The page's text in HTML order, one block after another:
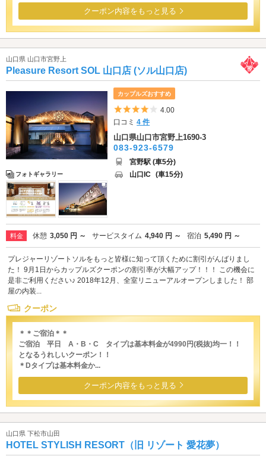
クーポン内容をもっと見る
山口県 山口市宮野上
Pleasure Resort SOL 山口店 (ソル山口店)
フォトギャラリー
カップルズおすすめ
5つ星のうち4
4.00
口コミ4 件
山口県山口市宮野上1690-3
083-923-6579
宮野駅 (車5分)
山口IC (車15分)
料金 休憩 3,050 円 ～ サービスタイム 4,940 円 ～ 宿泊 5,490 円 ～
プレジャーリゾートソルをもっと皆様に知って頂くために割引がんばりまし
た！ 9月1日からカップルズクーポンの割引率が大幅アップ！！！ この機会に
是非ご利用ください♪ 2018年12月、全室リニューアルオープンしました！ 部
屋の内装...
クーポン
＊＊ご宿泊＊＊
ご宿泊 平日 A・B・C タイプは基本料金が4990円(税抜)均一！！
となるうれしいクーポン！！
＊Dタイプは基本料金か...
クーポン内容をもっと見る
山口県 下松市山田
HOTEL STYLISH RESORT（旧 リゾート 愛花夢）